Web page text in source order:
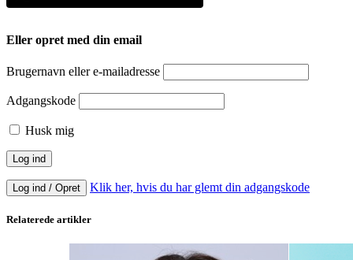
Eller opret med din email
Brugernavn eller e-mailadresse
Adgangskode
Husk mig
Log ind / Opret Klik her, hvis du har glemt din adgangskode
Relaterede artikler